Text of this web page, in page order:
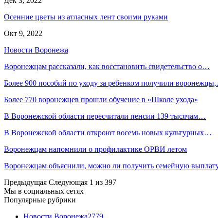
Осенние цветы из атласных лент своими руками
Окт 9, 2022
Новости Воронежа
Воронежцам рассказали, как восстановить свидетельство о…
Более 900 пособий по уходу за ребенком получили
Более 770 воронежцев прошли обучение в «Школе ухода»
В Воронежской области пересчитали пенсии 139 тысячам…
В Воронежской области откроют восемь новых культурных…
Воронежцам напомнили о профилактике ОРВИ летом
Воронежцам объяснили, можно ли получить семейную
Предыдущая Следующая 1 из 397
Мы в социальных сетях
Популярные рубрики
Новости Воронежа2779